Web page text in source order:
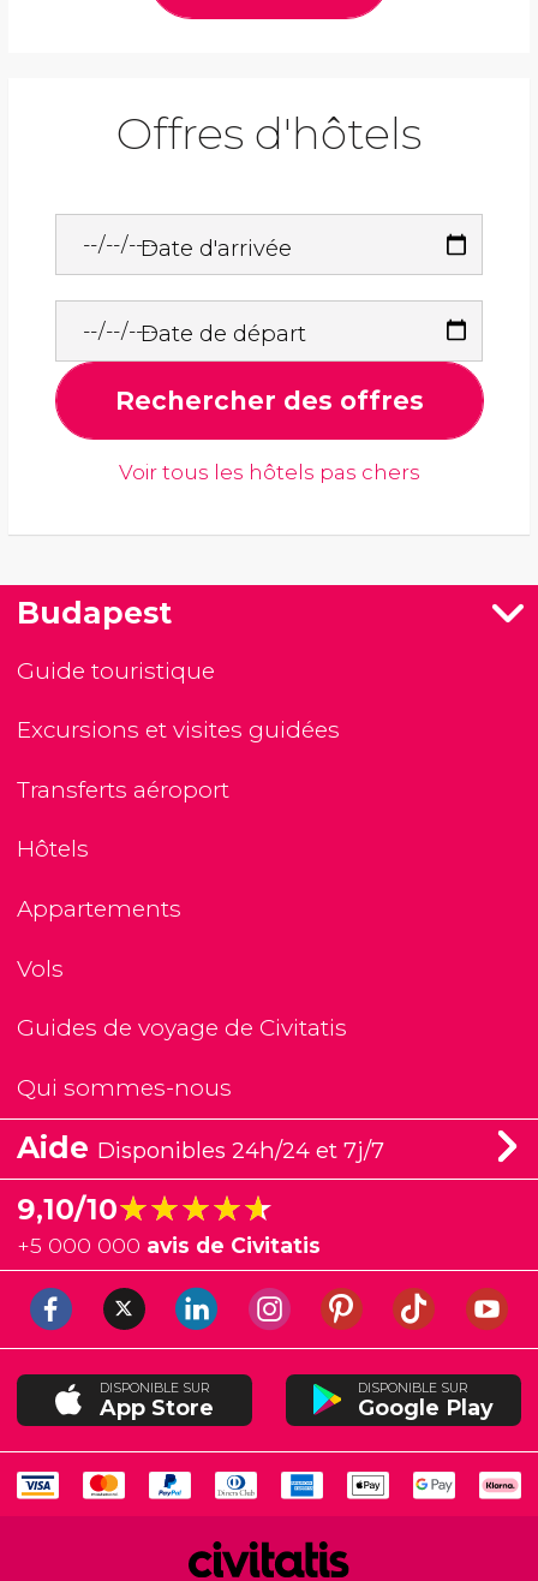
Offres d'hôtels
Date d'arrivée
Date de départ
Rechercher des offres
Voir tous les hôtels pas chers
Budapest
Guide touristique
Excursions et visites guidées
Transferts aéroport
Hôtels
Appartements
Vols
Guides de voyage de Civitatis
Qui sommes-nous
Aide Disponibles 24h/24 et 7j/7
9,10/10★★★★★
★★★★★
+5 000 000 avis de Civitatis
DISPONIBLE SUR
App Store
DISPONIBLE SUR
Google Play